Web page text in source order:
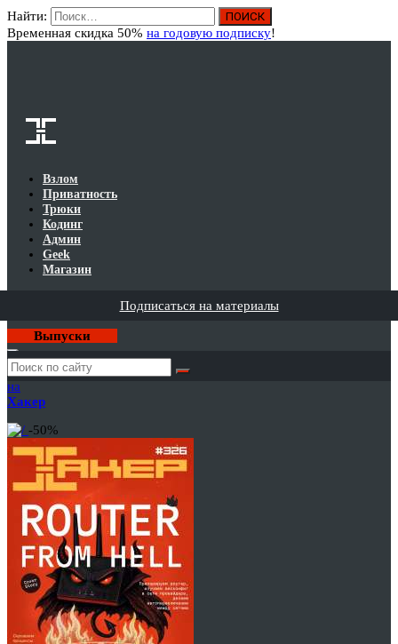
Найти:
Временная скидка 50% на годовую подписку!
Взлом
Приватность
Трюки
Кодинг
Админ
Geek
Магазин
Подписаться на материалы
Выпуски
Годовая
подписка
на
Хакер
-50%